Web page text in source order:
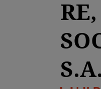
RE,
S.A.